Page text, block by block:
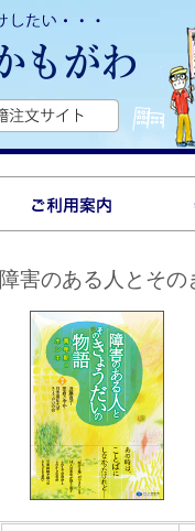
障害のある人とそ